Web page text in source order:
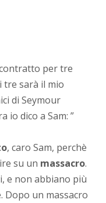
per tre
tre sarà il mio
di Seymour
io dico a Sam: ”
, caro Sam, perchè
su un massacro.
e non abbiano più
Dopo un massacro